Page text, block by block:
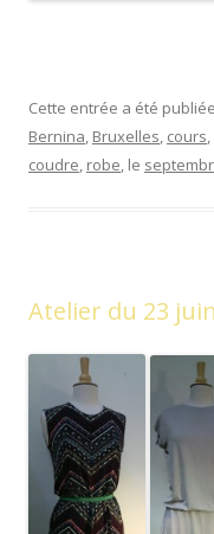
Cette entrée a été
Bernina, Bruxelles, cours,
coudre, robe, le
Atelier du 23 juin